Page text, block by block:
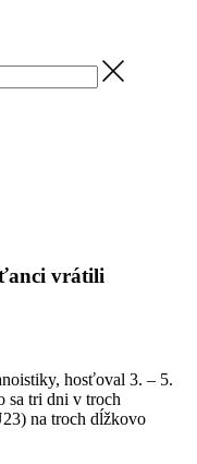
vrátili
hosťoval 3. – 5.
sa tri dni v troch
na troch dĺžkovo